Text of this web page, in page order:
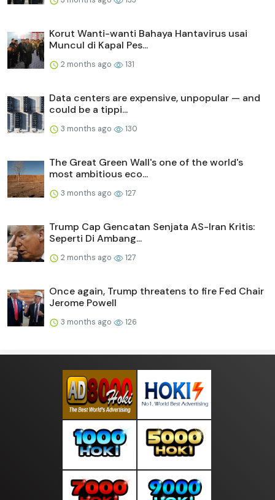
Korut Wanti-wanti Bahaya Hantavirus usai
Muncul di Kapal Pes...
2 months ago 131
Data centers are expensive, unpopular — and
could be a tippi...
3 months ago 130
The Great Green Wall's one of the world's
most ambitious eco...
3 months ago 127
Trump Cap Gencatan Senjata AS-Iran Kritis:
Seperti Di Ambang...
2 months ago 127
Once again, Trump threatens to fire Fed Chair
Jerome Powell
3 months ago 126